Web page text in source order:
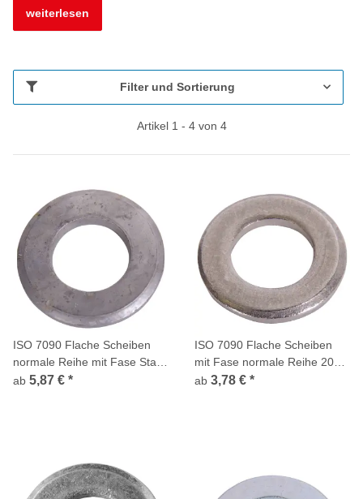
weiterlesen
Filter und Sortierung
Artikel 1 - 4 von 4
ISO 7090 Flache Scheiben
normale Reihe mit Fase Stahl
feuerverzinkt 300 HV
ab 5,87 € *
ISO 7090 Flache Scheiben
mit Fase normale Reihe 200
HV Edelstahl A4
ab 3,78 € *